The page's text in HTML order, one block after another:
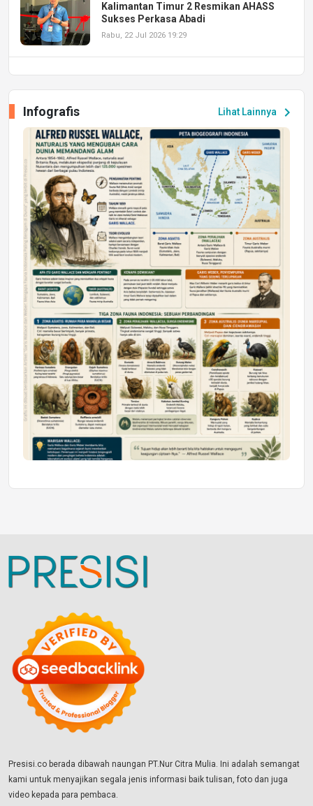
Kalimantan Timur 2 Resmikan AHASS
Sukses Perkasa Abadi
Rabu, 22 Jul 2026 19:29
Peluang Kerja dan Magang
Jumat, 17 Jul 2026 22:30
DAERAH
Astra Motor Kalimantan Timur 2 Dukung
Mahasiswa Samarinda dalam Astra
Honda SDGs Future Leaders 2026
Jumat, 10 Jul 2026 19:01
Lihat Lainnya chevron_right
Infografis
Presisi.co berada dibawah naungan PT.Nur Citra Mulia. Ini adalah semangat
kami untuk menyajikan segala jenis informasi baik tulisan, foto dan juga
video kepada para pembaca.